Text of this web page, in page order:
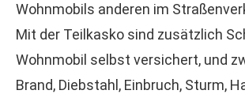
Wohnmobils anderen im
Mit der Teilkasko sind zusätzlich
Wohnmobil selbst versichert, und
Brand, Diebstahl, Einbruch, Sturm,